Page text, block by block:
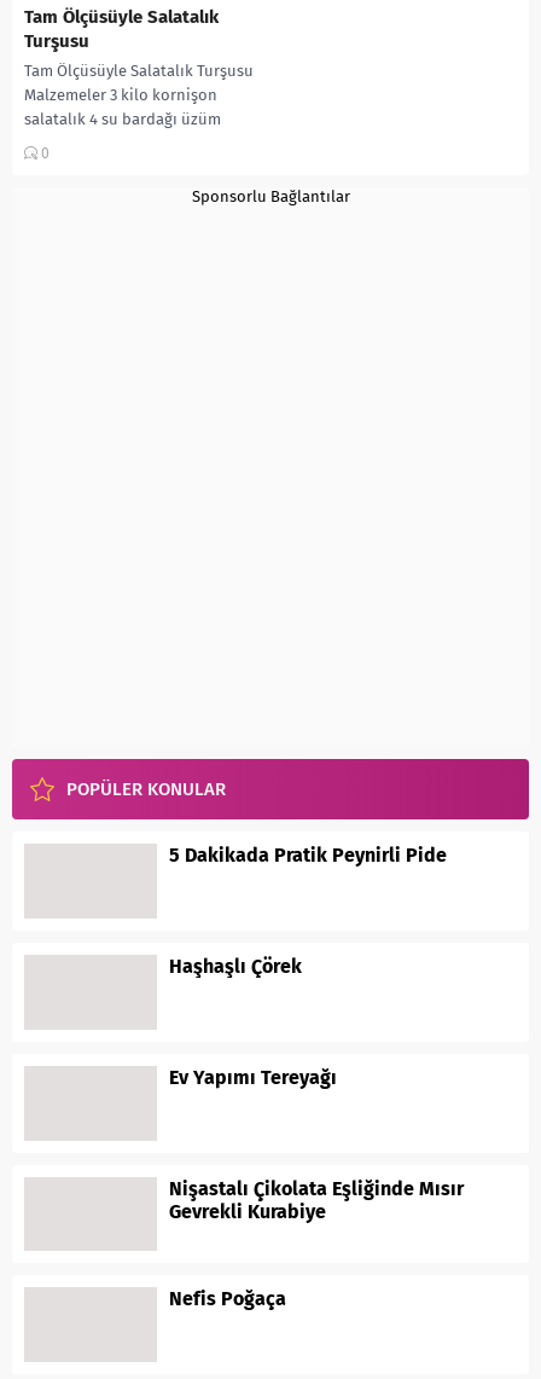
Tam Ölçüsüyle Salatalık
Turşusu
Tam Ölçüsüyle Salatalık Turşusu
Malzemeler 3 kilo kornişon
salatalık 4 su bardağı üzüm
sirkesi 6 yemek kaşığı kaya tuzu
0
Sponsorlu Bağlantılar
POPÜLER KONULAR
5 Dakikada Pratik Peynirli Pide
Haşhaşlı Çörek
Ev Yapımı Tereyağı
Nişastalı Çikolata Eşliğinde Mısır
Gevrekli Kurabiye
Nefis Poğaça